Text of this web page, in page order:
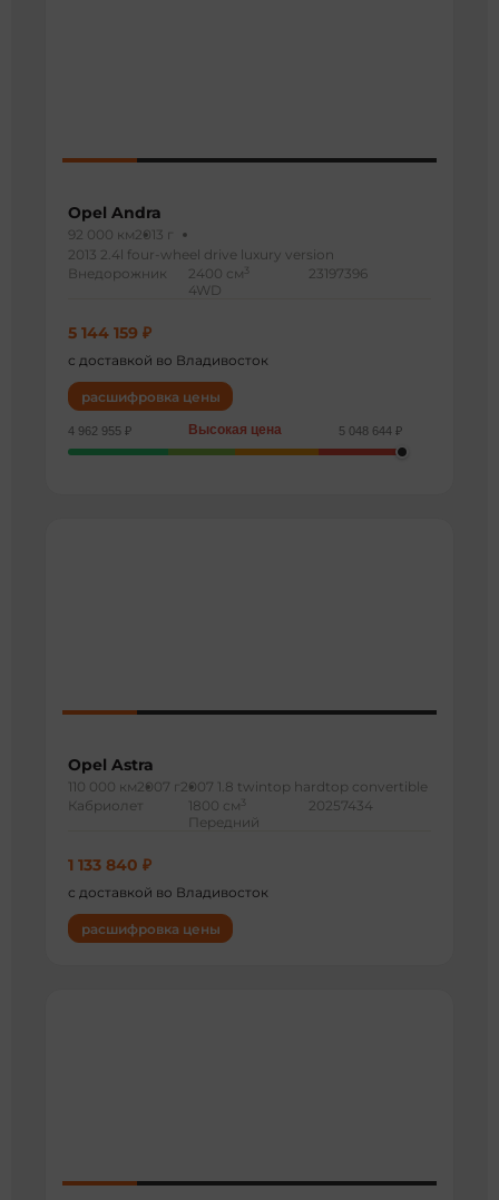
Opel Andra
92 000 км2013 г
2013 2.4l four-wheel drive luxury version
Внедорожник
2400 см 3
4WD
23197396
5 144 159 ₽
с доставкой во Владивосток
расшифровка цены
4 962 955 ₽ Высокая цена 5 048 644 ₽
Opel Astra
110 000 км2007 г 2007 1.8 twintop hardtop convertible
Кабриолет
1800 см 3
Передний
20257434
1 133 840 ₽
с доставкой во Владивосток
расшифровка цены